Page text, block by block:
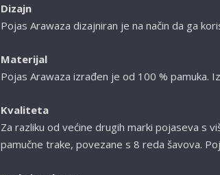
Dizajn
Pojas Arawaza dizajniran je na način da ga
Materijal
Pojas Arawaza izrađen je od 100 % pamuka.
Kvaliteta
Za razliku od većine drugih marki pojaseva s
pamučne trake, povezane s 8 reda šavova.